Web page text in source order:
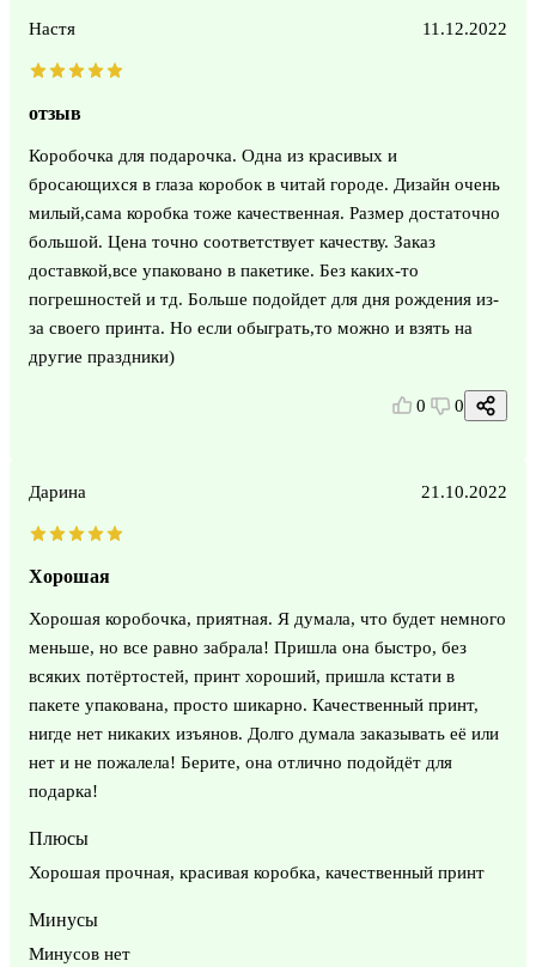
Настя 11.12.2022
отзыв
Коробочка для подарочка. Одна из красивых и
бросающихся в глаза коробок в читай городе. Дизайн очень
милый,сама коробка тоже качественная. Размер достаточно
большой. Цена точно соответствует качеству. Заказ
доставкой,все упаковано в пакетике. Без каких-то
погрешностей и тд. Больше подойдет для дня рождения из-
за своего принта. Но если обыграть,то можно и взять на
другие праздники)
0 0
Дарина 21.10.2022
Хорошая
Хорошая коробочка, приятная. Я думала, что будет немного
меньше, но все равно забрала! Пришла она быстро, без
всяких потёртостей, принт хороший, пришла кстати в
пакете упакована, просто шикарно. Качественный принт,
нигде нет никаких изъянов. Долго думала заказывать её или
нет и не пожалела! Берите, она отлично подойдёт для
подарка!
Плюсы
Хорошая прочная, красивая коробка, качественный принт
Минусы
Минусов нет